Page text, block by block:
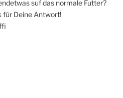
suf das normale Futter?
für Deine Antwort!